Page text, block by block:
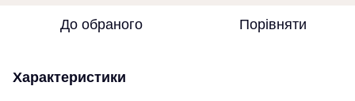
До обраного Порівняти
Характеристики